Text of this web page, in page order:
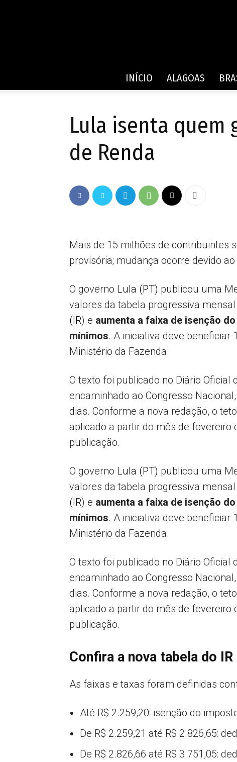
INÍCIO ALAGOAS
Lula isenta quem
de Renda
Mais de 15 milhões de contribuintes
provisória; mudança ocorre devido
O governo Lula (PT) publicou uma
valores da tabela progressiva mensal
(IR) e aumenta a faixa de isenção
mínimos. A iniciativa deve beneficiar
Ministério da Fazenda.
O texto foi publicado no Diário Oficial
encaminhado ao Congresso
dias. Conforme a nova redação, o
aplicado a partir do mês de fevereiro
publicação.
O governo Lula (PT) publicou uma
valores da tabela progressiva mensal
(IR) e aumenta a faixa de isenção
mínimos. A iniciativa deve beneficiar
Ministério da Fazenda.
O texto foi publicado no Diário Oficial
encaminhado ao Congresso
dias. Conforme a nova redação, o
aplicado a partir do mês de fevereiro
publicação.
Confira a nova tabela do IR
As faixas e taxas foram definidas
Até R$ 2.259,20: isenção do
De R$ 2.259,21 até R$ 2.826,65:
De R$ 2.826,66 até R$ 3.751,05: